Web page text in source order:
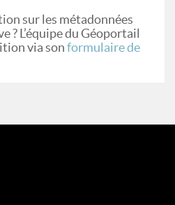
sur les métadonnées
? L’équipe du Géoportail
via sonformulaire de